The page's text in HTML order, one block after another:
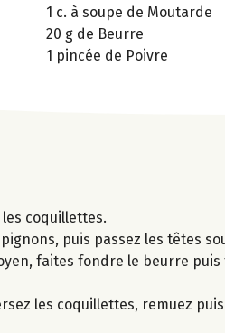
1 c. à soupe de Moutarde
20 g de Beurre
1 pincée de Poivre
coquillettes.
puis passez les têtes
faites fondre le beurre
les coquillettes, remuez